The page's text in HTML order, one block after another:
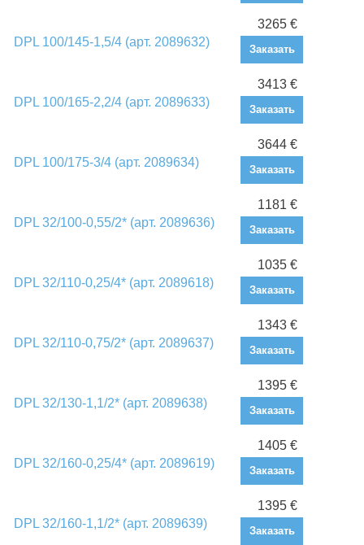
DPL 100/145-1,5/4 (арт. 2089632)
3265 €
Заказать
DPL 100/165-2,2/4 (арт. 2089633)
3413 €
Заказать
DPL 100/175-3/4 (арт. 2089634)
3644 €
Заказать
DPL 32/100-0,55/2* (арт. 2089636)
1181 €
Заказать
DPL 32/110-0,25/4* (арт. 2089618)
1035 €
Заказать
DPL 32/110-0,75/2* (арт. 2089637)
1343 €
Заказать
DPL 32/130-1,1/2* (арт. 2089638)
1395 €
Заказать
DPL 32/160-0,25/4* (арт. 2089619)
1405 €
Заказать
DPL 32/160-1,1/2* (арт. 2089639)
1395 €
Заказать